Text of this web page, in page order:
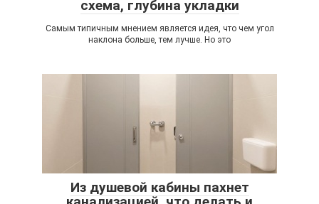
схема, глубина укладки
Самым типичным мнением является идея, что чем угол
наклона больше, тем лучше. Но это
Из душевой кабины пахнет